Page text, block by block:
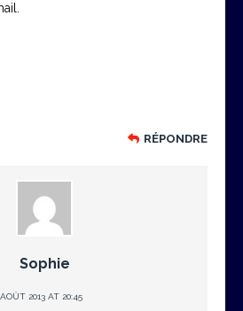
RÉPONDRE
Sophie
2013 AT 20:45